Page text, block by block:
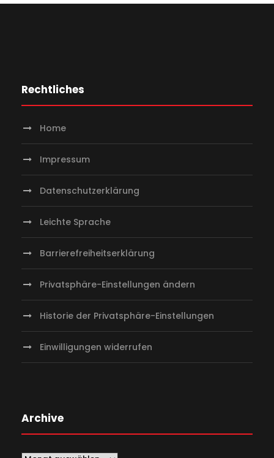
Rechtliches
Home
Impressum
Datenschutzerklärung
Leichte Sprache
Barrierefreiheitserklärung
Privatsphäre-Einstellungen ändern
Historie der Privatsphäre-Einstellungen
Einwilligungen widerrufen
Archive